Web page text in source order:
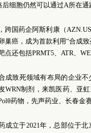
后细胞仍然可以通过A所在
跨国药企阿斯利康（
巢癌，成为首款利用“合成
点还包括PRMT5、ATR、
成致死领域有布局的企业
WRN制剂，来凯医药、亚
药物，先声药业、长春金
成立于2021年，总部位于